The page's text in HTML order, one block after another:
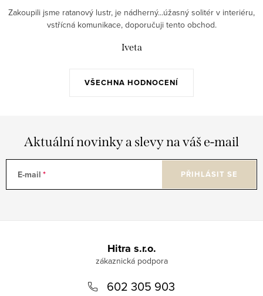
VŠECHNA HODNOCENÍ
Zakoupili jsme ratanový lustr, je nádherný...úžasný solitér v interiéru,
vstřícná komunikace, doporučuji tento obchod.
Iveta
Aktuální novinky a slevy na váš e-mail
E-mail PŘIHLÁSIT SE
Hitra s.r.o.
602 305 903